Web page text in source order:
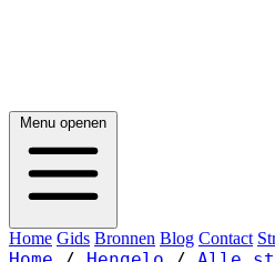
Menu openen
Home Gids Bronnen Blog Contact